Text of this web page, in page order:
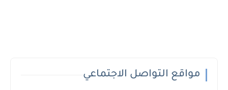
مواقع التواصل الاجتماعي